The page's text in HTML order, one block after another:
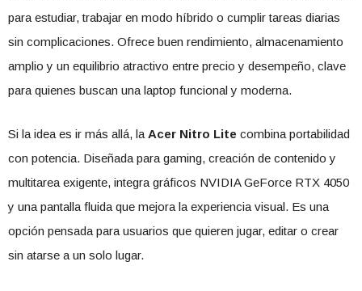
para estudiar, trabajar en modo híbrido o cumplir tareas diarias
sin complicaciones. Ofrece buen rendimiento, almacenamiento
amplio y un equilibrio atractivo entre precio y desempeño, clave
para quienes buscan una laptop funcional y moderna.
Si la idea es ir más allá, la Acer Nitro Lite combina portabilidad
con potencia. Diseñada para gaming, creación de contenido y
multitarea exigente, integra gráficos NVIDIA GeForce RTX 4050
y una pantalla fluida que mejora la experiencia visual. Es una
opción pensada para usuarios que quieren jugar, editar o crear
sin atarse a un solo lugar.